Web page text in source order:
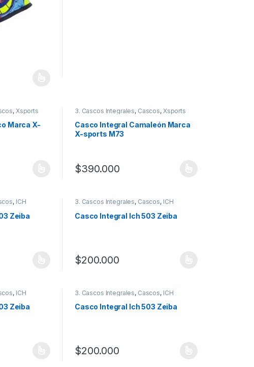
en la página de producto
variantes. Las opciones se pueden elegir en la página de producto
en la página de producto
, Xsports
Marca X-
variantes. Las opciones se pueden elegir en la página de producto
3. Cascos Integrales, Cascos, Xsports
Casco Integral Camaleón Marca
X-sports M73
$390.000
Este producto tiene múltiples variantes. Las
en la página de producto
, ICH
Zeiba
variantes. Las opciones se pueden elegir en la página de producto
3. Cascos Integrales, Cascos, ICH
Casco Integral Ich 503 Zeiba
$200.000
Este producto tiene múltiples variantes. Las
en la página de producto
, ICH
Zeiba
variantes. Las opciones se pueden elegir en la página de producto
3. Cascos Integrales, Cascos, ICH
Casco Integral Ich 503 Zeiba
$200.000
Este producto tiene múltiples variantes. Las